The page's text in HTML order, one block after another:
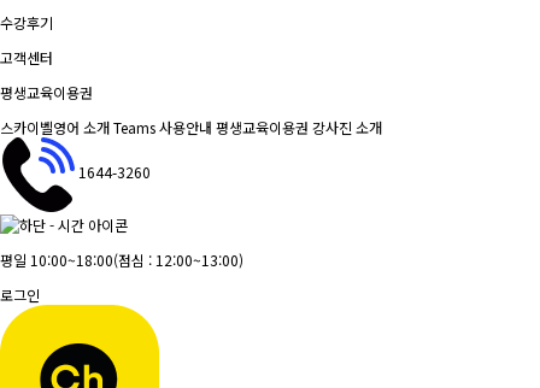
수강후기
고객센터
평생교육이용권
스카이벨영어 소개Teams 사용안내 평생교육이용권 강사진 소개
1644-3260
평일 10:00~18:00(점심 : 12:00~13:00)
로그인